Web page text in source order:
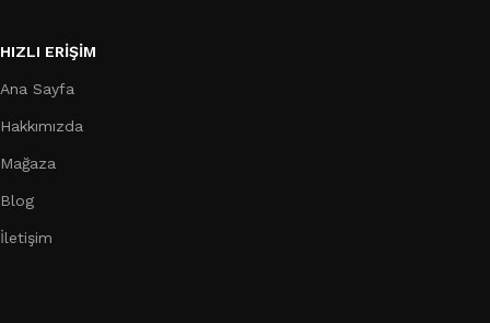
HIZLI ERIŞIM
Ana Sayfa
Hakkımızda
Mağaza
Blog
İletişim